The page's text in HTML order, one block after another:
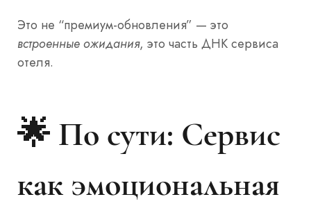
Это не “премиум-обновления” — это
встроенные ожидания, это часть ДНК сервиса
отеля.
🌟 По сути: Сервис
как эмоциональная